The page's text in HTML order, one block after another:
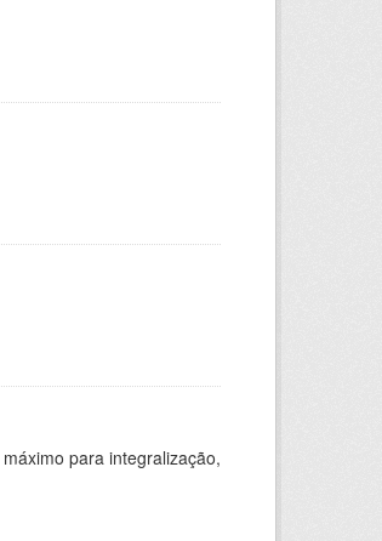
para integralização,